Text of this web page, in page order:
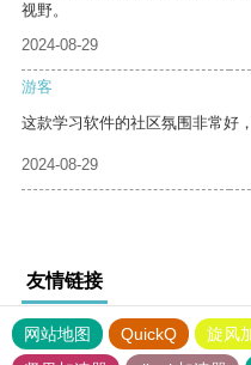
视野。
2024-08-29
游客
这款学习软件的社区氛围非常好
2024-08-29
友情链接
网站地图 QuickQ 旋风